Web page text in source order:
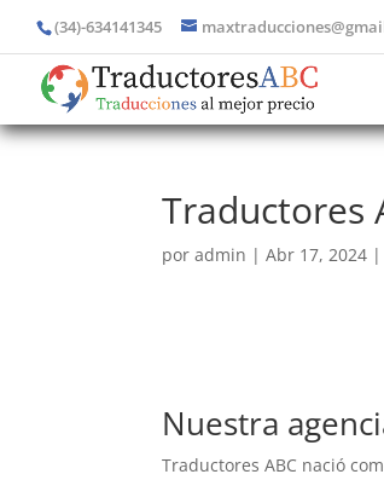
(34)-634141345
Traductores
poradmin |Abr 17, 2024
Nuestra
Traductores ABC nació